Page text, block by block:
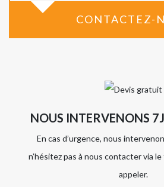
CONTACTEZ-
NOUS INTERVENONS
En cas d’urgence, nous
n’hésitez pas à nous contacter via
appeler.